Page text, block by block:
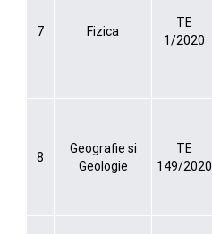
7 Fizica
TE
1/2020
8
Geografie si
Geologie
TE
149/2020